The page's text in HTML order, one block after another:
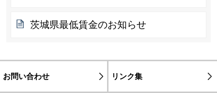
茨城県最低賃金のお知らせ
お問い合わせ リンク集